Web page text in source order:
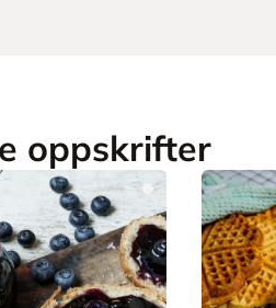
oppskrifter